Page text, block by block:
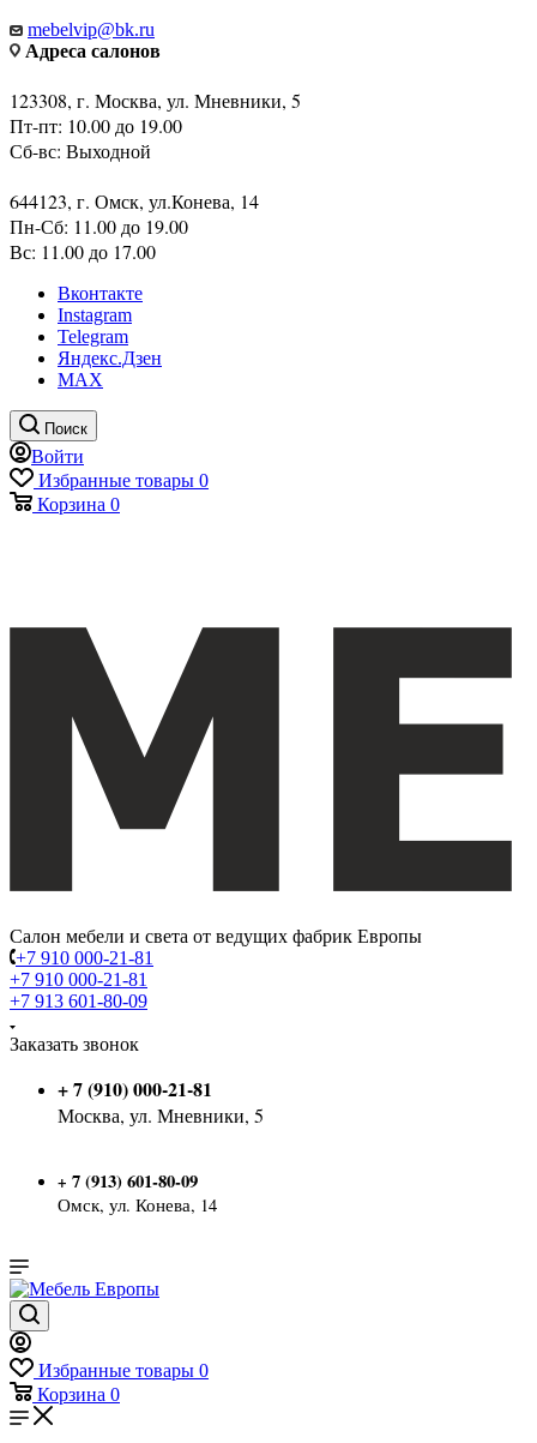
mebelvip@bk.ru
Адреса салонов
123308, г. Москва, ул. Мневники, 5
Пт-пт: 10.00 до 19.00
Сб-вс: Выходной
644123, г. Омск, ул.Конева, 14
Пн-Сб: 11.00 до 19.00
Вс: 11.00 до 17.00
Вконтакте
Instagram
Telegram
Яндекс.Дзен
MAX
Поиск
Войти
Избранные товары 0
Корзина 0
Салон мебели и света от ведущих фабрик Европы
+7 910 000-21-81
+7 910 000-21-81
+7 913 601-80-09
Заказать звонок
+ 7 (910) 000-21-81
Москва, ул. Мневники, 5
+ 7 (913) 601-80-09
Омск, ул. Конева, 14
Избранные товары 0
Корзина 0